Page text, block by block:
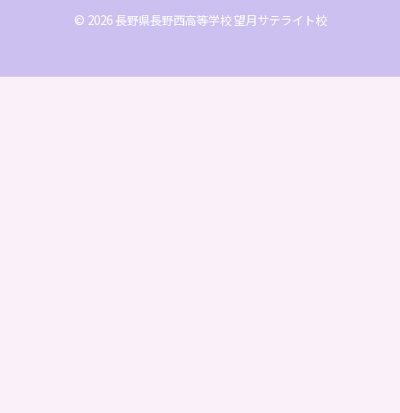
© 2026 長野県長野西高等学校 望月サテライト校